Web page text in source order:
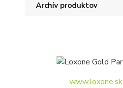
Archív produktov
www.loxone.sk